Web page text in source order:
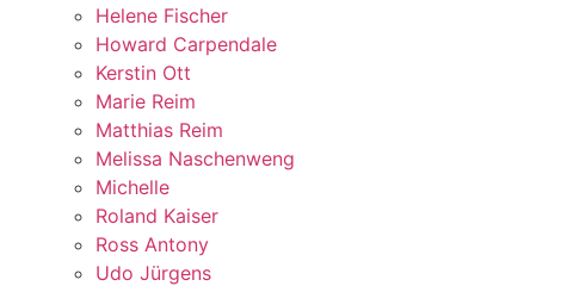
Helene Fischer
Howard Carpendale
Kerstin Ott
Marie Reim
Matthias Reim
Melissa Naschenweng
Michelle
Roland Kaiser
Ross Antony
Udo Jürgens